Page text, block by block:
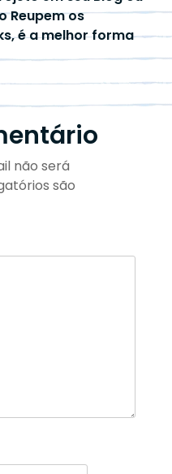
Reupem os
é a melhor forma
não será
são